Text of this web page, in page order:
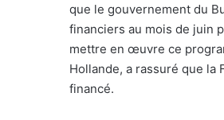
que le gouvernement du
financiers au mois de juin
mettre en œuvre ce
Hollande, a rassuré que
financé.